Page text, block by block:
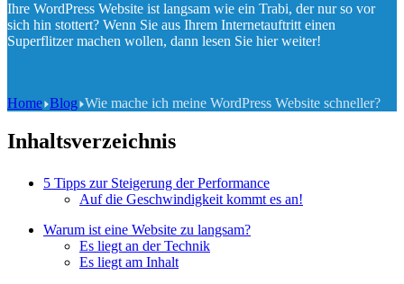
Ihre WordPress Website ist langsam wie ein Trabi, der nur so vor
sich hin stottert? Wenn Sie aus Ihrem Internetauftritt einen
Superflitzer machen wollen, dann lesen Sie hier weiter!
Home Blog Wie mache ich meine WordPress Website schneller?
Inhaltsverzeichnis
5 Tipps zur Steigerung der Performance
Auf die Geschwindigkeit kommt es an!
Warum ist eine Website zu langsam?
Es liegt an der Technik
Es liegt am Inhalt